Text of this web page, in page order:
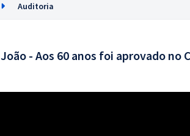
Auditoria
João - Aos 60 anos foi aprovado no